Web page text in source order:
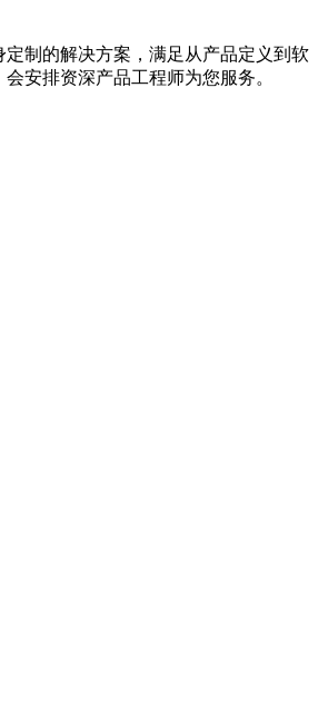
定制的解决方案，满足从产品定义到软
安排资深产品工程师为您服务。